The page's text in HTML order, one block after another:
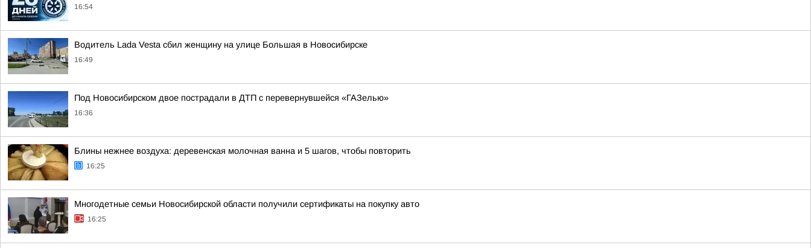
16:54
Водитель Lada Vesta сбил женщину на улице Большая в Новосибирске
16:49
Под Новосибирском двое пострадали в ДТП с перевернувшейся «ГАЗелью»
16:36
Блины нежнее воздуха: деревенская молочная ванна и 5 шагов, чтобы повторить
16:25
Многодетные семьи Новосибирской области получили сертификаты на покупку авто
16:25